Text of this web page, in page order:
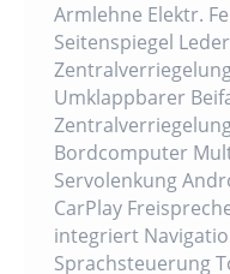
Armlehne Elektr.
Seitenspiegel
Umklappbarer
Bordcomputer
Servolenkung
CarPlay
integriert
Sprachsteuerung